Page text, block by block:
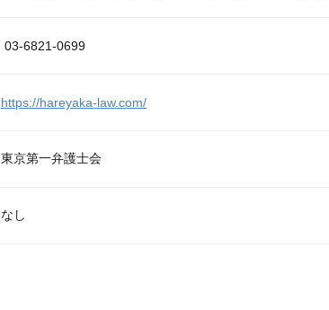
03-6821-0699
https://hareyaka-law.com/
東京第一弁護士会
なし